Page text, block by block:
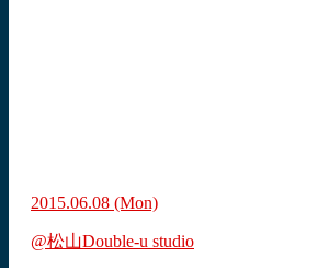
2015.06.08 (Mon)
@松山Double-u studio